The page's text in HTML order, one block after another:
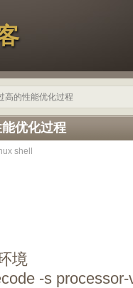
高的性能优化过程
优化过程
shell
境
-s processor-